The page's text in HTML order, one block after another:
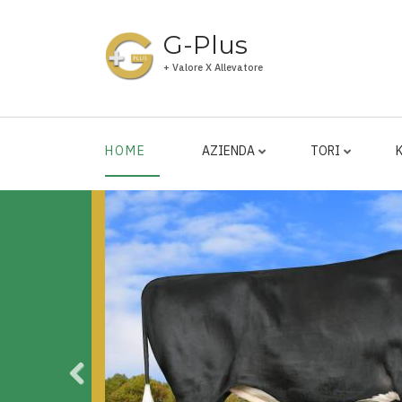
G-Plus
+ Valore X Allevatore
HOME AZIENDA TORI